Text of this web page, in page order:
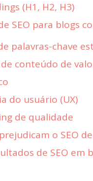
(H1, H2, H3)
SEO para blogs
palavras-chave
conteúdo de
do usuário (UX)
de qualidade
o SEO
de SEO em